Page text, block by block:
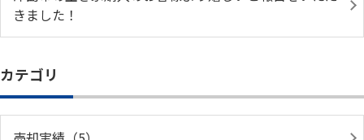
きました！
カテゴリ